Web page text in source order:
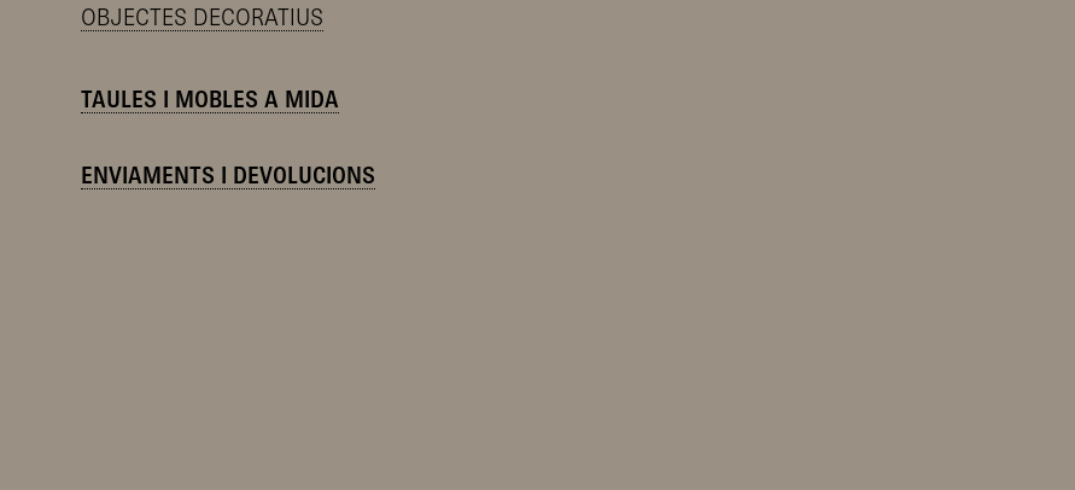
OBJECTES DECORATIUS
TAULES I MOBLES A MIDA
ENVIAMENTS I DEVOLUCIONS